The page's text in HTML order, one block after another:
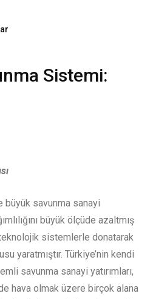
Sistemi:
büyük savunma sanayi
büyük ölçüde azaltmış
sistemlerle donatarak
yaratmıştır. Türkiye’nin kendi
savunma sanayi yatırımları,
hava olmak üzere birçok alana